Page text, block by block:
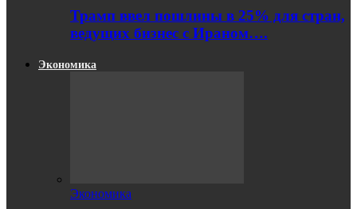
Трамп ввел пошлины в 25% для стран,
ведущих бизнес с Ираном….
Экономика
Экономика